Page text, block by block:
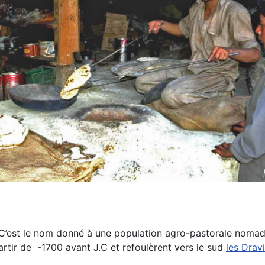
le nom donné à une population agro-pastorale
de -1700 avant J.C et refoulèrent vers le sud les